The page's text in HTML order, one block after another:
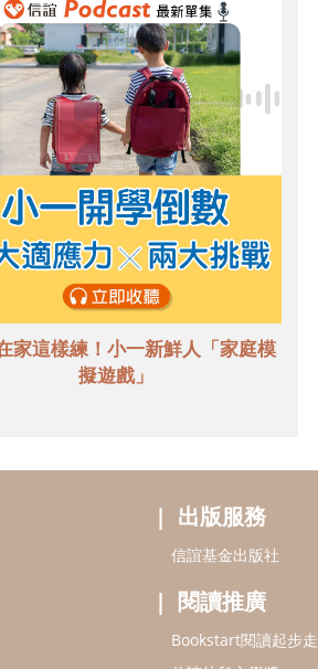
家這樣練！小一新鮮人「家庭模
擬遊戲」
出版服務
信誼基金出版社
閱讀推廣
Bookstart閱讀起步走